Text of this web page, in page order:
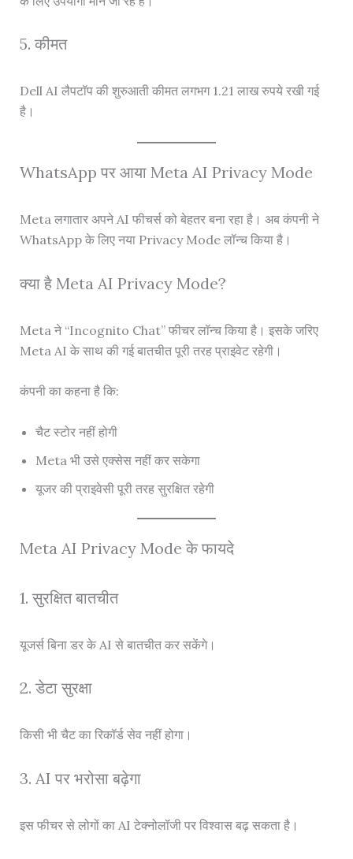
5. कीमत
Dell AI लैपटॉप की शुरुआती कीमत लगभग 1.21 लाख रुपये रखी गई
है।
WhatsApp पर आया Meta AI Privacy Mode
Meta लगातार अपने AI फीचर्स को बेहतर बना रहा है। अब कंपनी ने
WhatsApp के लिए नया Privacy Mode लॉन्च किया है।
क्या है Meta AI Privacy Mode?
Meta ने “Incognito Chat” फीचर लॉन्च किया है। इसके जरिए
Meta AI के साथ की गई बातचीत पूरी तरह प्राइवेट रहेगी।
कंपनी का कहना है कि:
चैट स्टोर नहीं होगी
Meta भी उसे एक्सेस नहीं कर सकेगा
यूजर की प्राइवेसी पूरी तरह सुरक्षित रहेगी
Meta AI Privacy Mode के फायदे
1. सुरक्षित बातचीत
यूजर्स बिना डर के AI से बातचीत कर सकेंगे।
2. डेटा सुरक्षा
किसी भी चैट का रिकॉर्ड सेव नहीं होगा।
3. AI पर भरोसा बढ़ेगा
इस फीचर से लोगों का AI टेक्नोलॉजी पर विश्वास बढ़ सकता है।